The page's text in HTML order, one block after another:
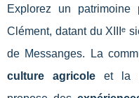
Explorez un patrimoine
Clément, datant du XIIIᵉ
de Messanges. La
culture agricole et la